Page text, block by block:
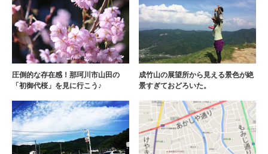
圧倒的な存在感！那珂川市山田の
「初御代桜」を見に行こう♪
成竹山の展望所から見える景色が絶
景すぎておどろいた。